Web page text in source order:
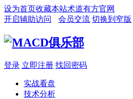
设为首页收藏本站术道有方官网
开启辅助访问
会员交流 切换到窄版
登录 立即注册 找回密码
实战看盘
技术分析